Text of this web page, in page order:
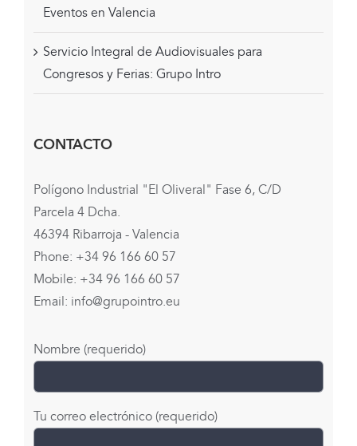
Eventos en Valencia
Servicio Integral de Audiovisuales para
Congresos y Ferias: Grupo Intro
CONTACTO
Polígono Industrial "El Oliveral" Fase 6, C/D
Parcela 4 Dcha.
46394 Ribarroja - Valencia
Phone: +34 96 166 60 57
Mobile: +34 96 166 60 57
Email: info@grupointro.eu
Nombre (requerido)
Tu correo electrónico (requerido)